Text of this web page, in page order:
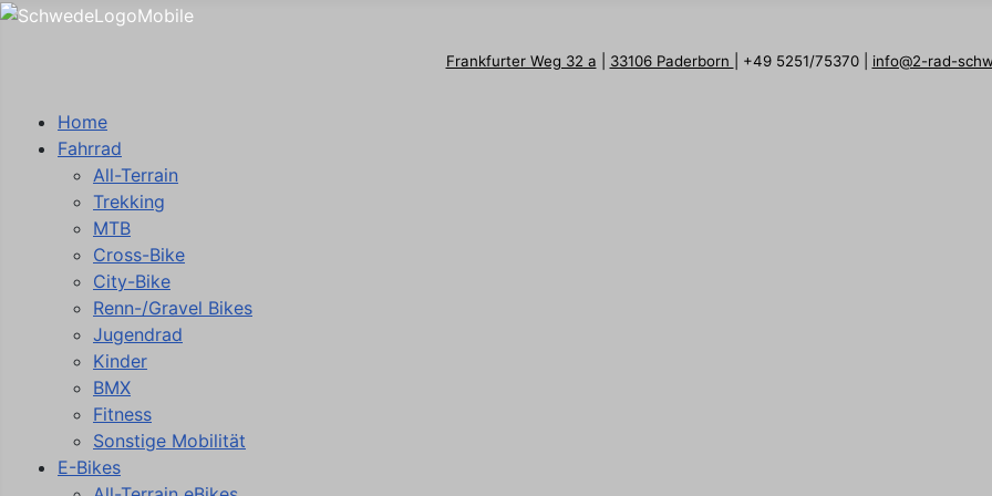
Frankfurter Weg 32 a 33106 Paderborn | +49 5251/75370 | info@2-rad-
Home
Fahrrad
All-Terrain
Trekking
MTB
Cross-Bike
City-Bike
Renn-/Gravel Bikes
Jugendrad
Kinder
BMX
Fitness
Sonstige Mobilität
E-Bikes